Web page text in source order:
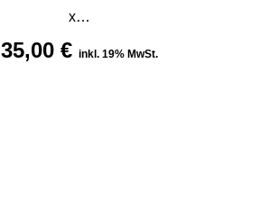
x…
35,00 € inkl. 19% MwSt.